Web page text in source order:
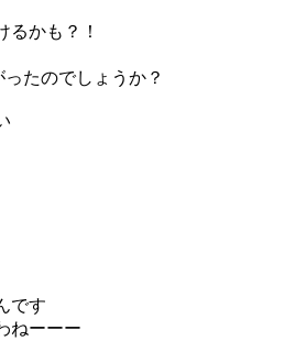
るかも？！
たのでしょうか？
です
ねーーー